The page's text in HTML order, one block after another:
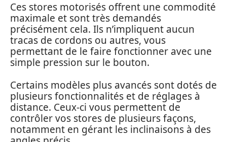
Ces stores motorisés offrent une commodité
maximale et sont très demandés
précisément cela. Ils n’impliquent aucun
tracas de cordons ou autres, vous
permettant de le faire fonctionner avec une
simple pression sur le bouton.
Certains modèles plus avancés sont dotés de
plusieurs fonctionnalités et de réglages à
distance. Ceux-ci vous permettent de
contrôler vos stores de plusieurs façons,
notamment en gérant les inclinaisons à des